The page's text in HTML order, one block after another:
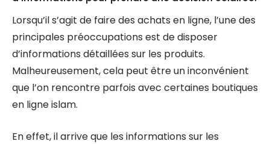
Lorsqu’il s’agit de faire des achats en ligne, l’une des
principales préoccupations est de disposer
d’informations détaillées sur les produits.
Malheureusement, cela peut être un inconvénient
que l’on rencontre parfois avec certaines boutiques
en ligne islam.
En effet, il arrive que les informations sur les